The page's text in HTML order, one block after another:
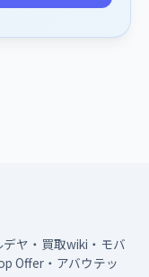
ヤ・買取wiki・モバ
Offer・アバウテッ